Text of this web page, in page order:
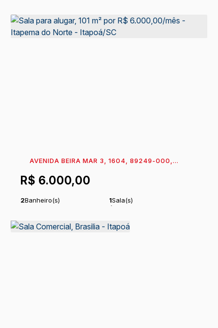
R$ 6.000,00
AVENIDA BEIRA MAR 3, 1604, 89249-000,
BRASIL
2Banheiro(s) 1Sala(s)